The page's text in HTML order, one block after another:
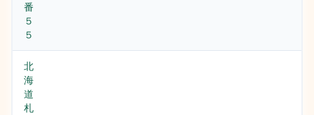
番
５
５
北
海
道
札